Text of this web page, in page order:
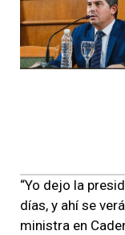
“Yo dejo la
días, y ahí se
ministra en